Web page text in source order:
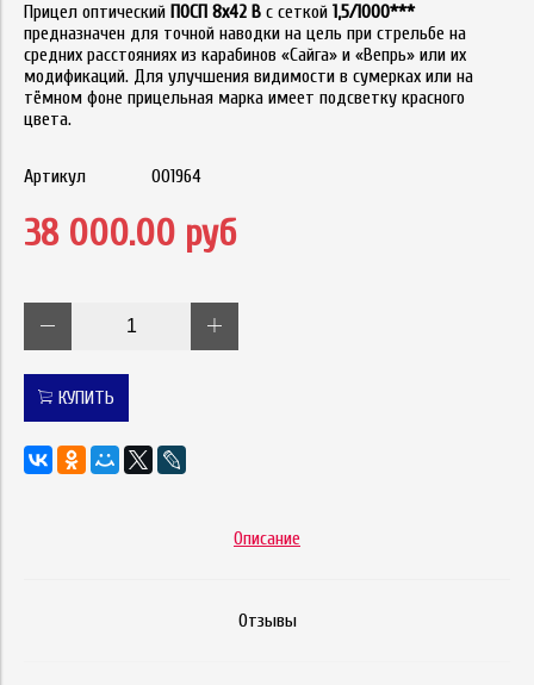
Прицел оптический ПОСП 8x42 В с сеткой 1,5/1000***
предназначен для точной наводки на цель при стрельбе на
средних расстояниях из карабинов «Сайга» и «Вепрь» или их
модификаций. Для улучшения видимости в сумерках или на
тёмном фоне прицельная марка имеет подсветку красного
цвета.
Артикул 001964
38 000.00 руб
КУПИТЬ
Описание
Отзывы